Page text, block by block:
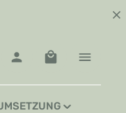
Warenkorb